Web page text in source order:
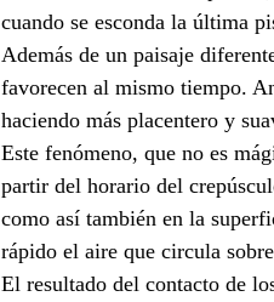
cuando se esconda la última
Además de un paisaje
favorecen al mismo tiempo.
haciendo más placentero y
Este fenómeno, que no es
partir del horario del
como así también en la
rápido el aire que circula
El resultado del contacto de